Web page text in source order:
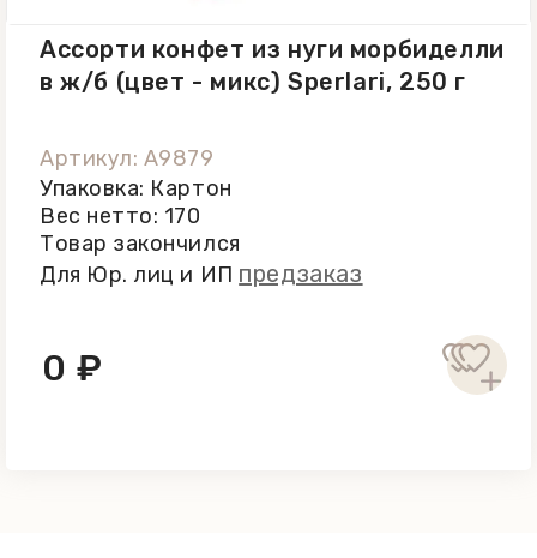
Ассорти конфет из нуги морбиделли
в ж/б (цвет - микс) Sperlari, 250 г
Артикул: A9879
Упаковка: Картон
Вес нетто: 170
Товар закончился
Для Юр. лиц и ИП предзаказ
0 ₽